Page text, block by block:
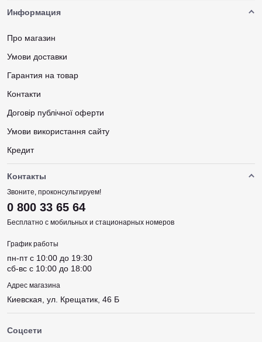
Информация
Про магазин
Умови доставки
Гарантия на товар
Контакти
Договір публічної оферти
Умови використання сайту
Кредит
Контакты
Звоните, проконсультируем!
0 800 33 65 64
Бесплатно с мобильных и стационарных номеров
График работы
пн-пт c 10:00 до 19:30
сб-вс c 10:00 до 18:00
Адрес магазина
Киевская, ул. Крещатик, 46 Б
Соцсети